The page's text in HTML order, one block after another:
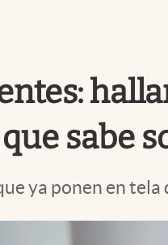
sabe
ya ponen en